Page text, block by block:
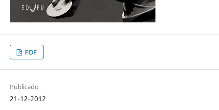
PDF
Publicado
21-12-2012